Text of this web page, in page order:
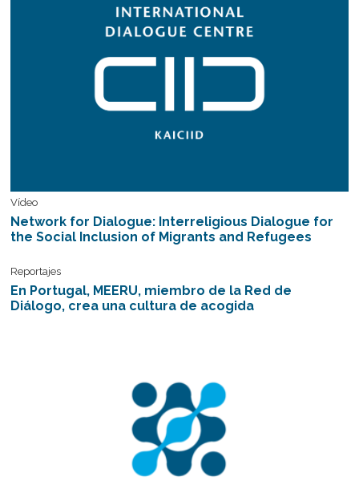
Vídeo
Network for Dialogue: Interreligious Dialogue for
the Social Inclusion of Migrants and Refugees
Reportajes
En Portugal, MEERU, miembro de la Red de
Diálogo, crea una cultura de acogida